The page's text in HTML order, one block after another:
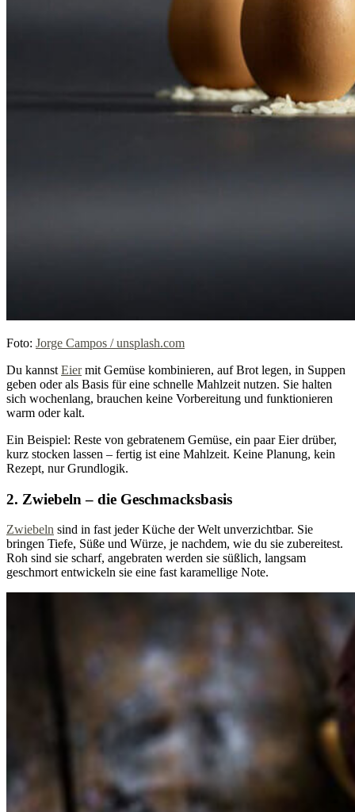
Foto: Jorge Campos / unsplash.com
Du kannst Eiermit Gemüse kombinieren, auf Brot legen, in Suppen
geben oder als Basis für eine schnelle Mahlzeit nutzen. Sie halten
sich wochenlang, brauchen keine Vorbereitung und funktionieren
warm oder kalt.
Ein Beispiel: Reste von gebratenem Gemüse, ein paar Eier drüber,
kurz stocken lassen – fertig ist eine Mahlzeit. Keine Planung, kein
Rezept, nur Grundlogik.
2. Zwiebeln – die Geschmacksbasis
Zwiebeln sind in fast jeder Küche der Welt unverzichtbar. Sie
bringen Tiefe, Süße und Würze, je nachdem, wie du sie zubereitest.
Roh sind sie scharf, angebraten werden sie süßlich, langsam
geschmort entwickeln sie eine fast karamellige Note.